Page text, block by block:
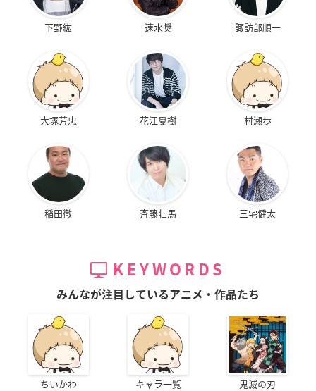
下野紘 速水奨 諏訪部順一
大塚芳忠 花江夏樹 村瀬歩
稲田徹 斉藤壮馬 三宅健太
KEYWORDS
みんなが注目しているアニメ・作品たち
ちいかわ キャラ一覧 鬼滅の刃